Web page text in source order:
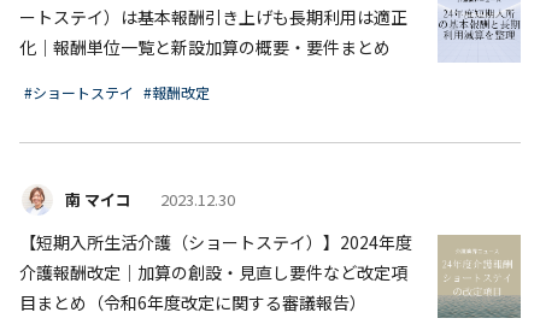
ートステイ）は基本報酬引き上げも長期利用は適正
化｜報酬単位一覧と新設加算の概要・要件まとめ
#ショートステイ #報酬改定
南 マイコ 2023.12.30
【短期入所生活介護（ショートステイ）】2024年度
介護報酬改定│加算の創設・見直し要件など改定項
目まとめ（令和6年度改定に関する審議報告）